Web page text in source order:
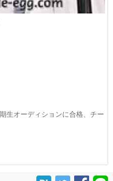
生オーディションに合格、チー